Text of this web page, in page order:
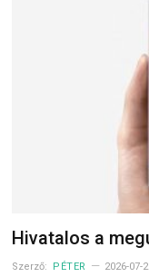
Hivatalos a
Szerző: PÉTER 2026-07-